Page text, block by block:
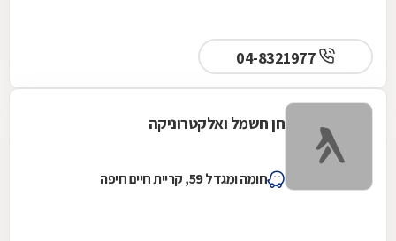
חן חשמל ואלקטרוניקה
חומה ומגדל 59, קריית חיים חיפה